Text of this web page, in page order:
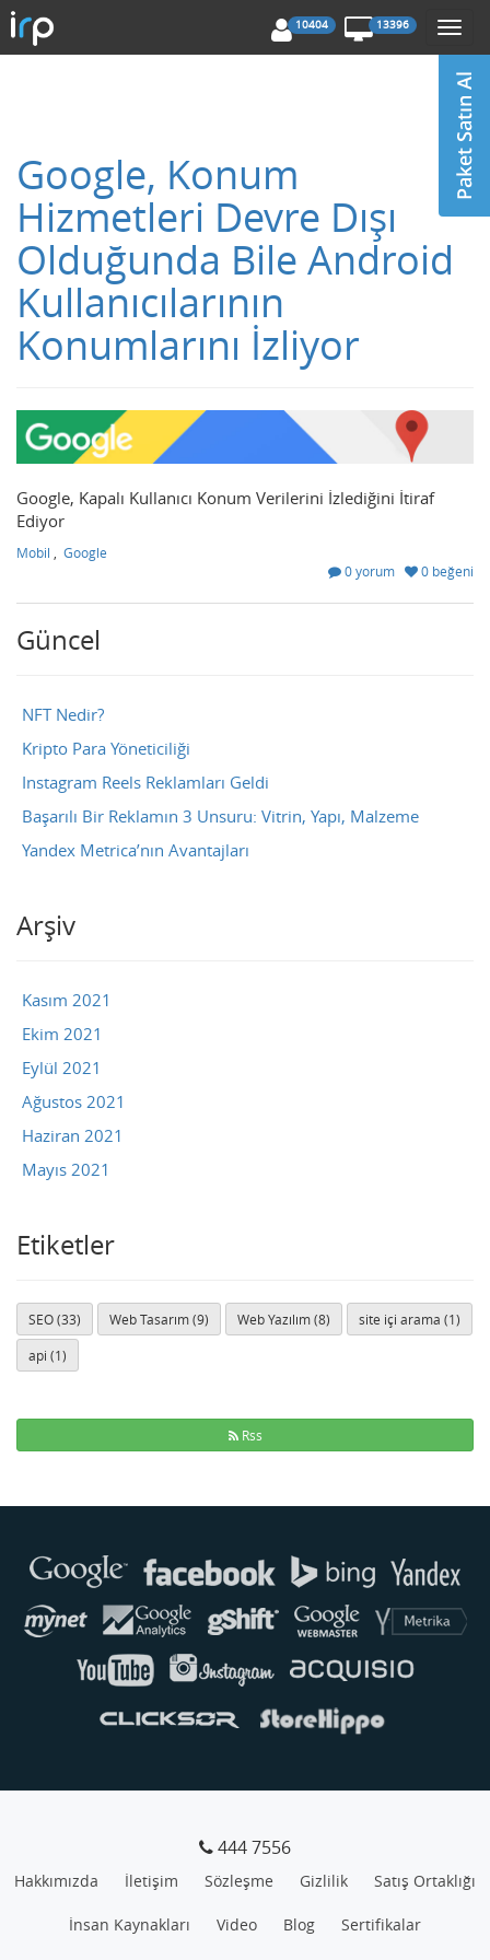
10404 13396
Google, Konum
Hizmetleri Devre Dışı
Olduğunda Bile Android
Kullanıcılarının
Konumlarını İzliyor
Google, Kapalı Kullanıcı Konum Verilerini İzlediğini İtiraf
Ediyor
Mobil
Google
0 yorum
0 beğeni
Güncel
NFT Nedir?
Kripto Para Yöneticiliği
Instagram Reels Reklamları Geldi
Başarılı Bir Reklamın 3 Unsuru: Vitrin, Yapı, Malzeme
Yandex Metrica’nın Avantajları
Arşiv
Kasım 2021
Ekim 2021
Eylül 2021
Ağustos 2021
Haziran 2021
Mayıs 2021
Etiketler
SEO (33) Web Tasarım (9) Web Yazılım (8) site içi arama (1)
api (1)
Rss
444 7556
Hakkımızda İletişim Sözleşme Gizlilik Satış Ortaklığı
İnsan Kaynakları Video Blog Sertifikalar
Genellikle anında yanıt verir